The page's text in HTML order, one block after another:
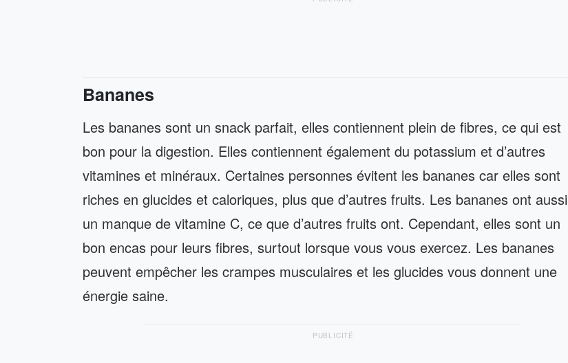
Bananes
Les bananes sont un snack parfait, elles contiennent plein de fibres, ce qui est
bon pour la digestion. Elles contiennent également du potassium et d’autres
vitamines et minéraux. Certaines personnes évitent les bananes car elles sont
riches en glucides et caloriques, plus que d’autres fruits. Les bananes ont aussi
un manque de vitamine C, ce que d’autres fruits ont. Cependant, elles sont un
bon encas pour leurs fibres, surtout lorsque vous vous exercez. Les bananes
peuvent empêcher les crampes musculaires et les glucides vous donnent une
énergie saine.
PUBLICITÉ